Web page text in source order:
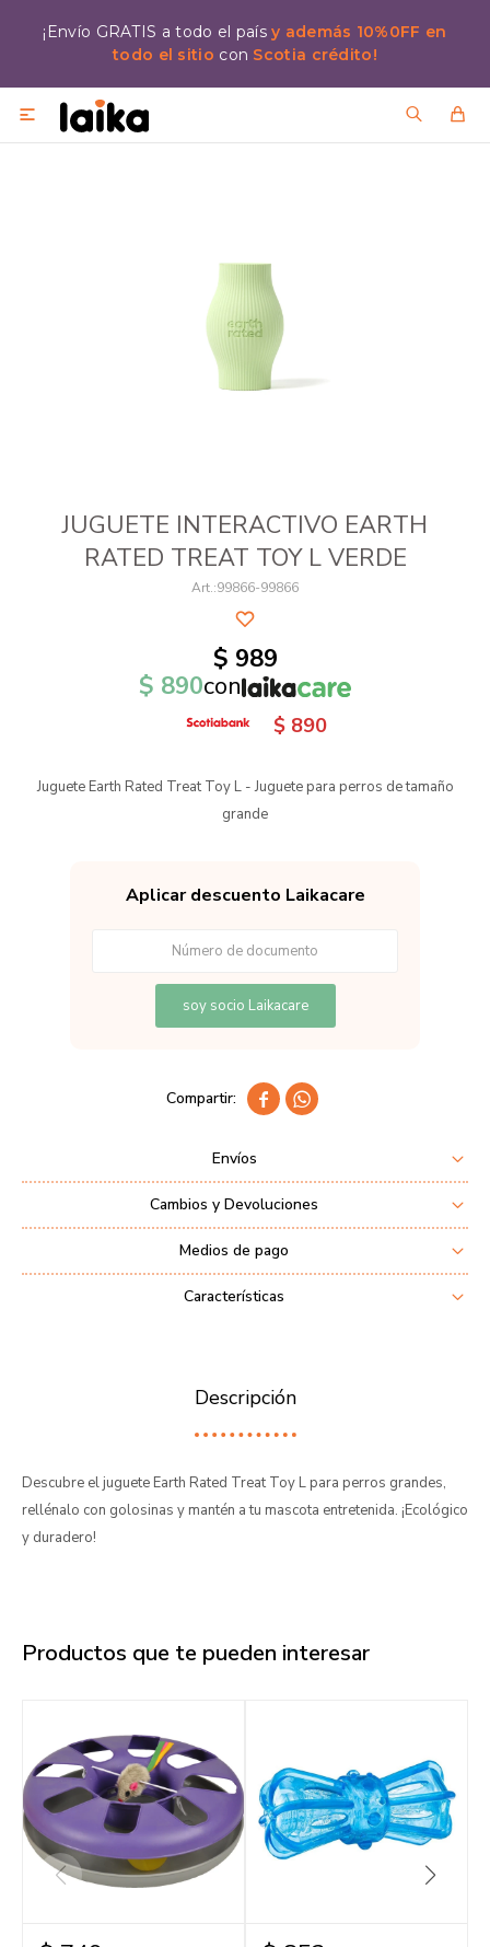
¡Envío GRATIS a todo el paísy además 10%0FF en
todo el sitio con Scotia crédito!

JUGUETE INTERACTIVO EARTH
RATED TREAT TOY L VERDE
99866-99866
$ 989
$ 890con
$ 890
Juguete Earth Rated Treat Toy L - Juguete para perros de tamaño
grande
Aplicar descuento Laikacare
soy socio Laikacare
 
Envíos
Cambios y Devoluciones
Medios de pago
Características
Descripción
Descubre el juguete Earth Rated Treat Toy L para perros grandes,
rellénalo con golosinas y mantén a tu mascota entretenida. ¡Ecológico
y duradero!
Productos que te pueden interesar